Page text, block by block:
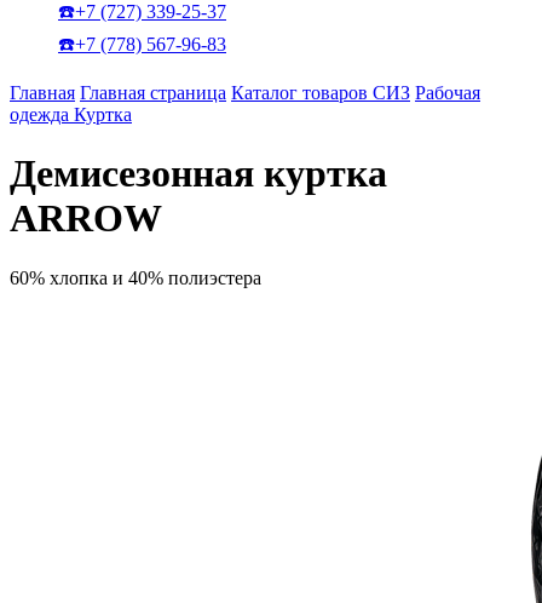
☎️+7 (727) 339-25-37
☎️+7 (778) 567-96-83
Главная Главная страница Каталог товаров СИЗ Рабочая
одежда Куртка
Демисезонная куртка
ARROW
60% хлопка и 40% полиэстера